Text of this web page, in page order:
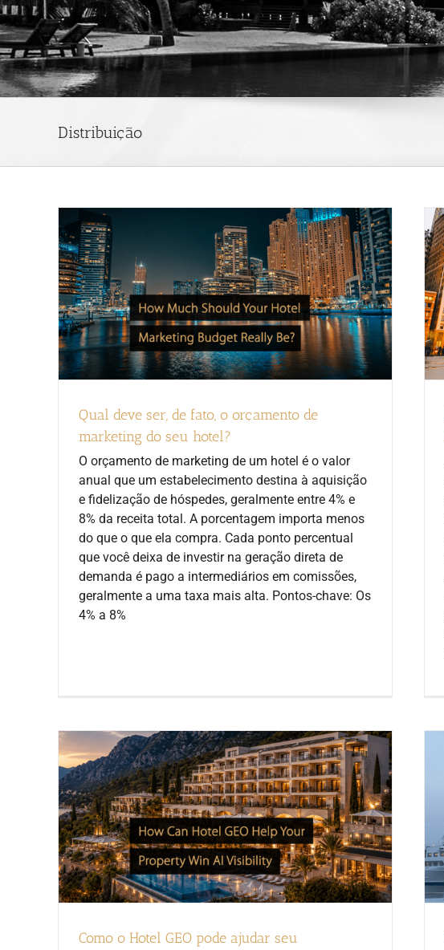
Distribuição
Qual deve ser, de fato, o orçamento de
marketing do seu hotel?
O orçamento de marketing de um hotel é o valor
anual que um estabelecimento destina à aquisição
e fidelização de hóspedes, geralmente entre 4% e
8% da receita total. A porcentagem importa menos
do que o que ela compra. Cada ponto percentual
que você deixa de investir na geração direta de
demanda é pago a intermediários em comissões,
geralmente a uma taxa mais alta. Pontos-chave: Os
4% a 8%
Como o Hotel GEO pode ajudar seu